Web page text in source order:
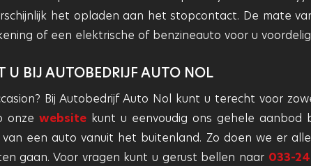
het opladen aan het stopcontact. De mate
of een elektrische of benzineauto voor u
U BIJ AUTOBEDRIJF AUTO NOL
Bij Autobedrijf Auto Nol kunt u terecht voor
onze websitekunt u eenvoudig ons gehele aanbod
een auto vanuit het buitenland. Zo doen we er
gaan. Voor vragen kunt u gerust bellen naar 033-